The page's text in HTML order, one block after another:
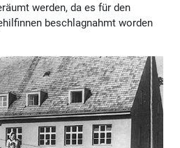
werden, da es für den
beschlagnahmt worden